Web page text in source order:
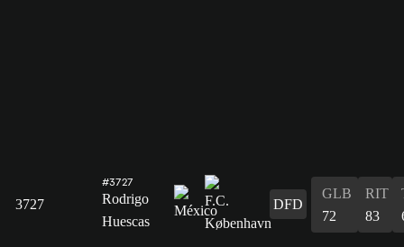
3727
#3727
Rodrigo
Huescas
DFD
GLB
72
RIT
83